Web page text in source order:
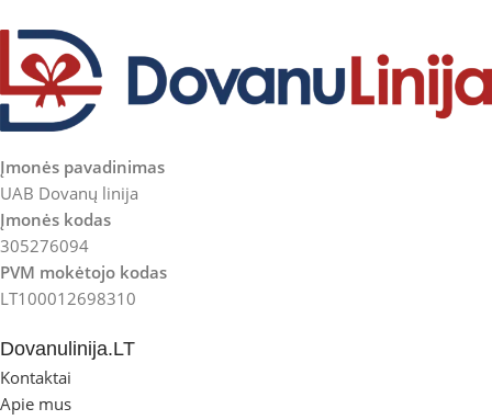
Įmonės pavadinimas
UAB Dovanų linija
Įmonės kodas
305276094
PVM mokėtojo kodas
LT100012698310
Dovanulinija.LT
Kontaktai
Apie mus